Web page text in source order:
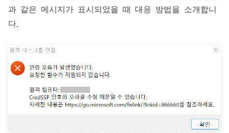
과 같은 메시지가 표시되었을 때 대응 방법을 소개합니
다.